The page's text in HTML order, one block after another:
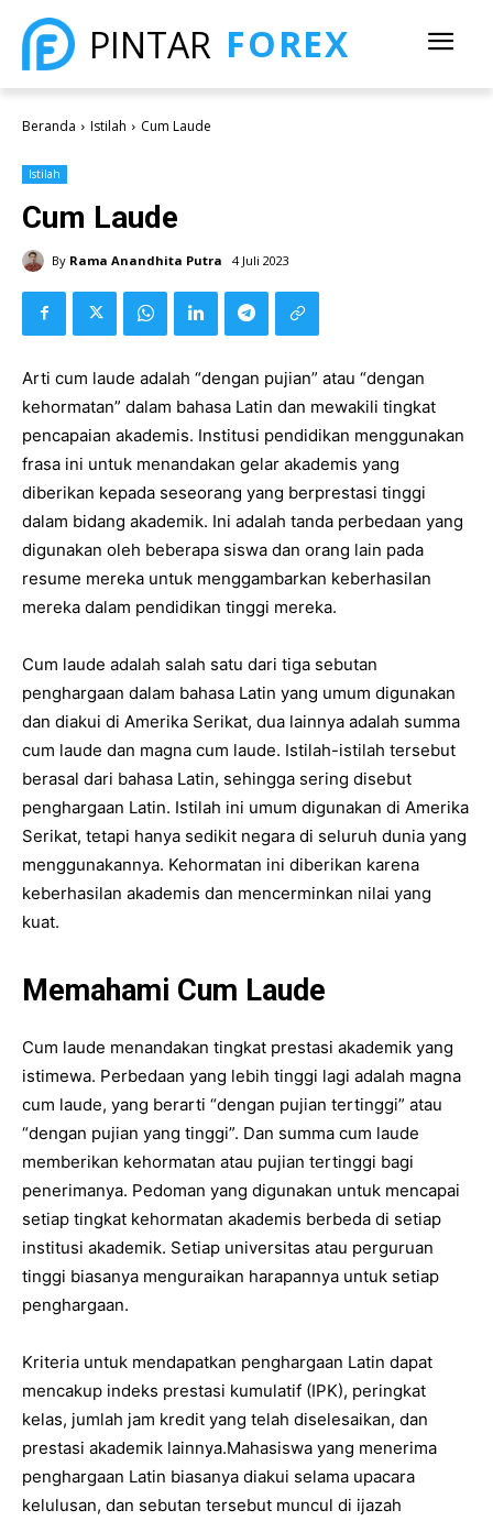
PINTAR FOREX
Beranda Istilah Cum Laude
Istilah
Cum Laude
By Rama Anandhita Putra 4 Juli 2023
Arti cum laude adalah “dengan pujian” atau “dengan
kehormatan” dalam bahasa Latin dan mewakili tingkat
pencapaian akademis. Institusi pendidikan menggunakan
frasa ini untuk menandakan gelar akademis yang
diberikan kepada seseorang yang berprestasi tinggi
dalam bidang akademik. Ini adalah tanda perbedaan yang
digunakan oleh beberapa siswa dan orang lain pada
resume mereka untuk menggambarkan keberhasilan
mereka dalam pendidikan tinggi mereka.
Cum laude adalah salah satu dari tiga sebutan
penghargaan dalam bahasa Latin yang umum digunakan
dan diakui di Amerika Serikat, dua lainnya adalah summa
cum laude dan magna cum laude. Istilah-istilah tersebut
berasal dari bahasa Latin, sehingga sering disebut
penghargaan Latin. Istilah ini umum digunakan di Amerika
Serikat, tetapi hanya sedikit negara di seluruh dunia yang
menggunakannya. Kehormatan ini diberikan karena
keberhasilan akademis dan mencerminkan nilai yang
kuat.
Memahami Cum Laude
Cum laude menandakan tingkat prestasi akademik yang
istimewa. Perbedaan yang lebih tinggi lagi adalah magna
cum laude, yang berarti “dengan pujian tertinggi” atau
“dengan pujian yang tinggi”. Dan summa cum laude
memberikan kehormatan atau pujian tertinggi bagi
penerimanya. Pedoman yang digunakan untuk mencapai
setiap tingkat kehormatan akademis berbeda di setiap
institusi akademik. Setiap universitas atau perguruan
tinggi biasanya menguraikan harapannya untuk setiap
penghargaan.
Kriteria untuk mendapatkan penghargaan Latin dapat
mencakup indeks prestasi kumulatif (IPK), peringkat
kelas, jumlah jam kredit yang telah diselesaikan, dan
prestasi akademik lainnya.Mahasiswa yang menerima
penghargaan Latin biasanya diakui selama upacara
kelulusan, dan sebutan tersebut muncul di ijazah